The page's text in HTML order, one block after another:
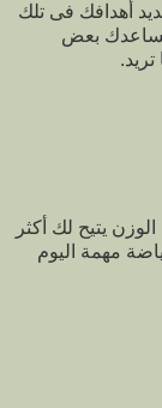
أهدافك فى تلك
يساعدك بعض
يتيح لك أكثر
مهمة اليوم